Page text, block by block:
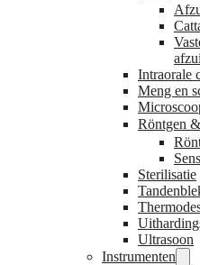
Intraorale
Meng en
Röntgen
Sterilisatie
Ultrasoon
Instrumenten